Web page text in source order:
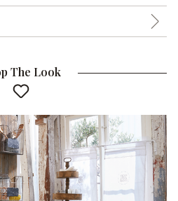
The Look